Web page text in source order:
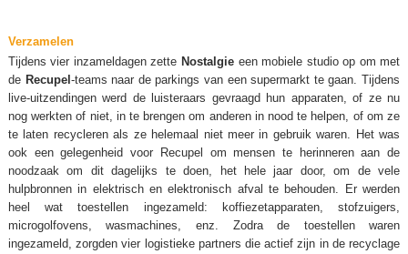
Verzamelen
Tijdens vier inzameldagen zette Nostalgie een mobiele studio op om met
de Recupel -teams naar de parkings van een supermarkt te gaan. Tijdens
live-uitzendingen werd de luisteraars gevraagd hun apparaten, of ze nu
nog werkten of niet, in te brengen om anderen in nood te helpen, of om ze
te laten recycleren als ze helemaal niet meer in gebruik waren. Het was
ook een gelegenheid voor Recupel om mensen te herinneren aan de
noodzaak om dit dagelijks te doen, het hele jaar door, om de vele
hulpbronnen in elektrisch en elektronisch afval te behouden. Er werden
heel wat toestellen ingezameld: koffiezetapparaten, stofzuigers,
microgolfovens, wasmachines, enz. Zodra de toestellen waren
ingezameld, zorgden vier logistieke partners die actief zijn in de recyclage